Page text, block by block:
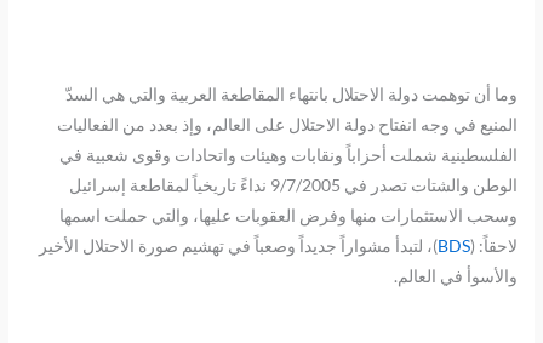
وما أن توهمت دولة الاحتلال بانتهاء المقاطعة العربية والتي هي السدّ
المنيع في وجه انفتاح دولة الاحتلال على العالم، وإذ بعدد من الفعاليات
الفلسطينية شملت أحزاباً ونقابات وهيئات واتحادات وقوى شعبية في
الوطن والشتات تصدر في 9/7/2005 نداءً تاريخياً لمقاطعة إسرائيل
وسحب الاستثمارات منها وفرض العقوبات عليها، والتي حملت اسمها
لاحقاً: (BDS)، لتبدأ مشواراً جديداً وصعباً في تهشيم صورة الاحتلال الأخير
والأسوأ في العالم.